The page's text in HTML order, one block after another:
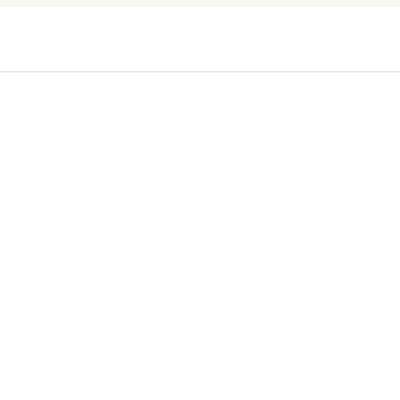
encontrarnos par
vidas. Ahora quiere ayudarnos a explorar
llegan a convertirse en focos de luces
sobre otras 18 lugares sobre America y